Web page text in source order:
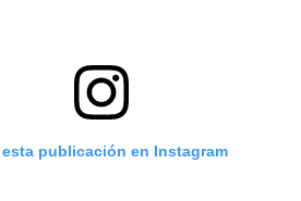
esta publicación en Instagram